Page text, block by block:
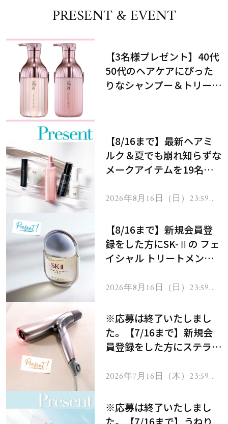
PRESENT & EVENT
【3名様プレゼント】40代
50代のヘアケアにぴった
りなシャンプー＆トリート
【8/16まで】最新ヘアミ
ルク＆夏でも崩れ知らずな
メークアイテムを19名様
2026年8月16日（日）23:59ま
【8/16まで】新規会員登
録をした方にSK-Ⅱの フェ
イシャル トリートメント
2026年8月16日（日）23:59ま
※応募は終了いたしまし
た。【7/16まで】新規会
員登録をした方にステラボ
ヘアドライヤー ジュエル
2026年7月16日（木）23:59ま
※応募は終了いたしまし